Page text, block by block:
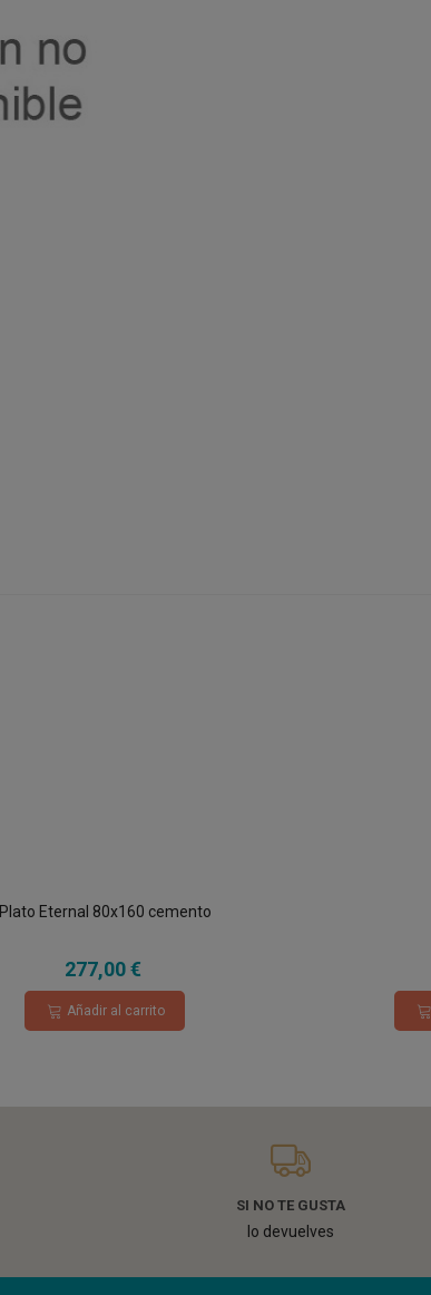
Plato Eternal 80x160 cemento
277,00 €
Añadir al carrito
SI NO TE GUSTA
lo devuelves